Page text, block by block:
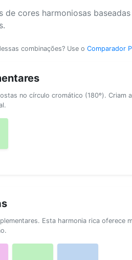
de cores harmoniosas
combinações? Use o Comparador
no círculo cromático (180º). Criam
Esta harmonia rica oferece